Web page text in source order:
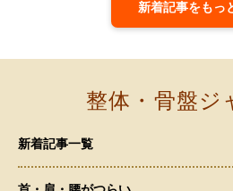
新着記事をもっ
整体・骨盤ジ
新着記事一覧